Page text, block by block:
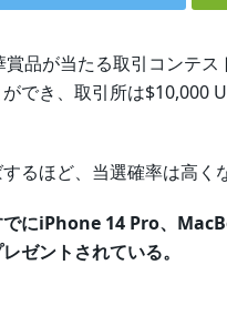
賞品が当たる取引コンテ
でき、取引所は$10,000
るほど、当選確率は高く
にiPhone 14 Pro、
ゼントされている。